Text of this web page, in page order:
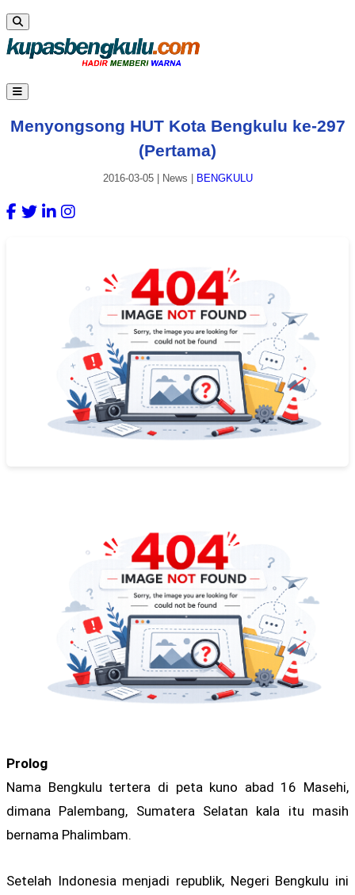
Menyongsong HUT Kota Bengkulu ke-297
(Pertama)
2016-03-05| News BENGKULU
Prolog
Nama Bengkulu tertera di peta kuno abad 16 Masehi,
dimana Palembang, Sumatera Selatan kala itu masih
bernama Phalimbam.
Setelah Indonesia menjadi republik, Negeri Bengkulu ini